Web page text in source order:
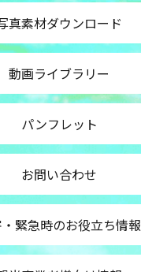
真素材ダウンロード
動画ライブラリー
パンフレット
お問い合わせ
緊急時のお役立ち情報